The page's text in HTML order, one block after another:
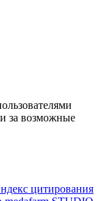
за возможные